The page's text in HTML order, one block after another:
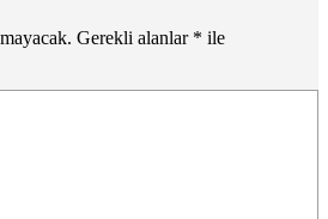
Gerekli alanlar * ile